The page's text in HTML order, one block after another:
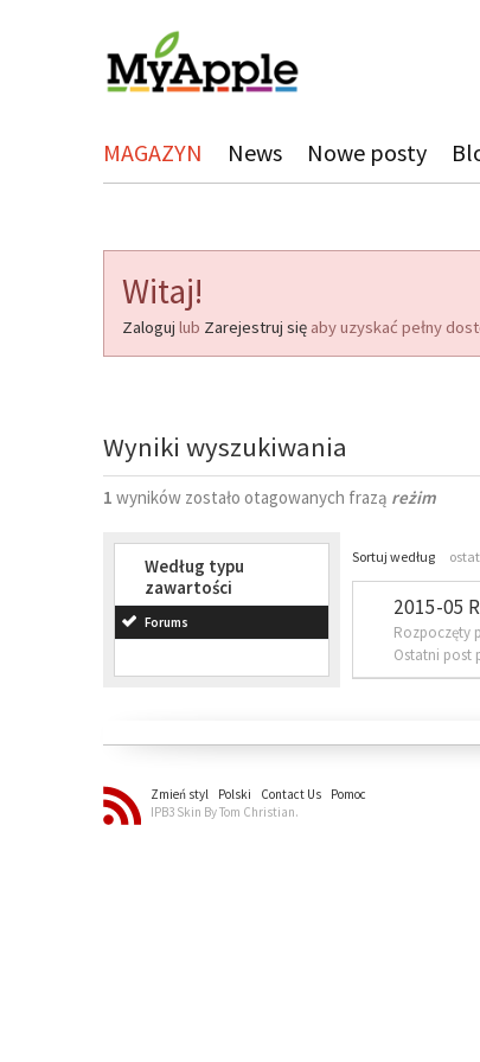
MAGAZYN News Nowe posty
Witaj!
Zaloguj lub Zarejestruj się aby uzyskać pełny
Wyniki wyszukiwania
1 wyników zostało otagowanych frazą reżim
Według typu
zawartości
Forums
Sortuj według
2015-05
Rozpoczęty
Ostatni post
Zmień styl Polski Contact Us
Pomoc
IPB3 Skin By Tom Christian.